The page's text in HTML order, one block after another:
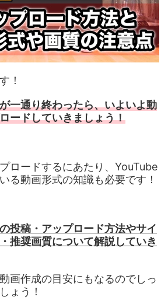
！
一通り終わったら、いよいよ動
ードしていきましょう！
ロードするにあたり、YouTube
る動画形式の知識も必要です！
投稿・アップロード方法やサイ
推奨画質について解説していき
画作成の目安にもなるのでしっ
ょう！